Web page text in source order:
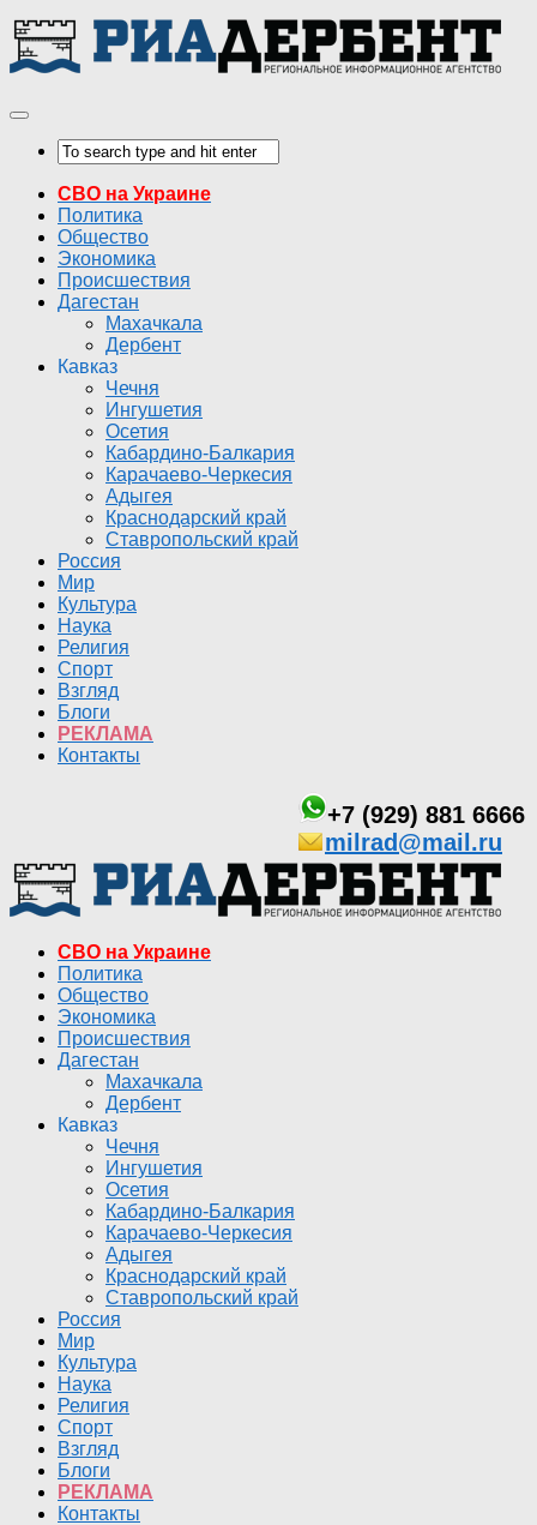
СВО на Украине
Политика
Общество
Экономика
Происшествия
Дагестан
Махачкала
Дербент
Кавказ
Чечня
Ингушетия
Осетия
Кабардино-Балкария
Карачаево-Черкесия
Адыгея
Краснодарский край
Ставропольский край
Россия
Мир
Культура
Наука
Религия
Спорт
Взгляд
Блоги
РЕКЛАМА
Контакты
+7 (929) 881 6666
milrad@mail.ru
СВО на Украине
Политика
Общество
Экономика
Происшествия
Дагестан
Махачкала
Дербент
Кавказ
Чечня
Ингушетия
Осетия
Кабардино-Балкария
Карачаево-Черкесия
Адыгея
Краснодарский край
Ставропольский край
Россия
Мир
Культура
Наука
Религия
Спорт
Взгляд
Блоги
РЕКЛАМА
Контакты